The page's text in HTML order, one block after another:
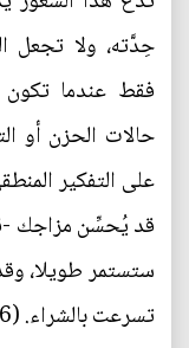
حِدَّته، ولا تجعل
فقط عندما تكون
حالات الحزن أو
على التفكير
قد يُحسِّن مزاجك -
ستستمر طويلا،
تسرعت بالشراء. (6)